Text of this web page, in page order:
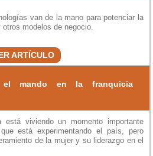
van de la mano para potenciar la
modelos de negocio.
ARTÍCULO
el mando en la franquicia
viviendo un momento importante
está experimentando el país, pero
de la mujer y su liderazgo en el